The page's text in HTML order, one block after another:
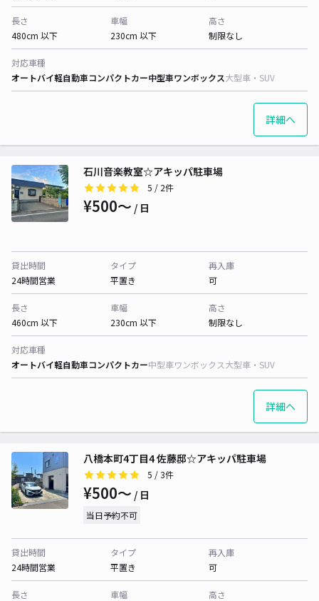
長さ
480cm 以下
車幅
230cm 以下
高さ
制限なし
対応車種
オートバイ軽自動車コンパクトカー中型車ワンボックス大型車・SUV
詳細へ
石川音楽教室☆アキッパ駐車場
5 / 2件
¥500〜 / 日
貸出時間
24時間営業
タイプ
平置き
再入庫
可
長さ
460cm 以下
車幅
230cm 以下
高さ
制限なし
対応車種
オートバイ軽自動車コンパクトカー中型車ワンボックス大型車・SUV
詳細へ
八橋本町4丁目4 佐藤邸☆アキッパ駐車場
5 / 3件
¥500〜 / 日
当日予約不可
貸出時間
24時間営業
タイプ
平置き
再入庫
可
長さ
車幅
高さ